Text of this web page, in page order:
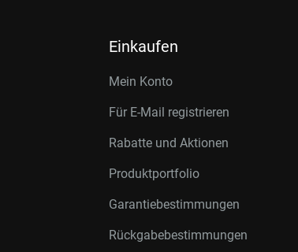
Einkaufen
Mein Konto
Für E-Mail registrieren
Rabatte und Aktionen
Produktportfolio
Garantiebestimmungen
Rückgabebestimmungen